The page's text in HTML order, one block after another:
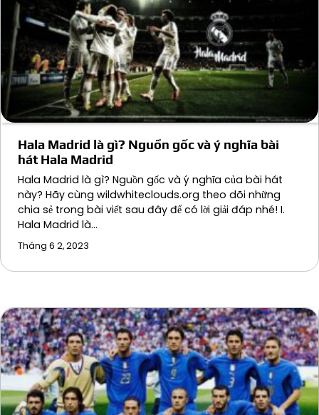
Hala Madrid là gì? Nguồn gốc và ý nghĩa bài
hát Hala Madrid
Hala Madrid là gì? Nguồn gốc và ý nghĩa của bài hát
này? Hãy cùng wildwhiteclouds.org theo dõi những
chia sẻ trong bài viết sau đây để có lời giải đáp nhé! I.
Hala Madrid là…
Tháng 6 2, 2023